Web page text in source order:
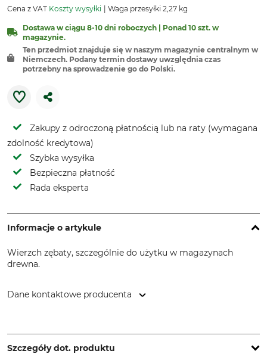
Cena z VAT Koszty wysyłki Waga przesyłki 2,27 kg
Dostawa w ciągu 8-10 dni roboczych | Ponad 10 szt. w
magazynie.
Ten przedmiot znajduje się w naszym magazynie centralnym w
Niemczech. Podany termin dostawy uwzględnia czas
potrzebny na sprowadzenie go do Polski.
Zakupy z odroczoną płatnością lub na raty (wymagana
zdolność kredytowa)
Szybka wysyłka
Bezpieczna płatność
Rada eksperta
Informacje o artykule
Wierzch zębaty, szczególnie do użytku w magazynach
drewna.
Dane kontaktowe producenta
GmbH, Zellach 4, 9413 Frantschach-St. Gertraud, Austria,
www.mueller-hammerwerk.at
Szczegóły dot. produktu